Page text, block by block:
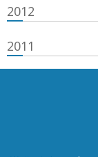
2012
2011